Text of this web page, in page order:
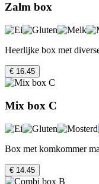
Zalm box
Heerlijke box met
€ 16.45
Mix box C
Box met komkommer
€ 14.45